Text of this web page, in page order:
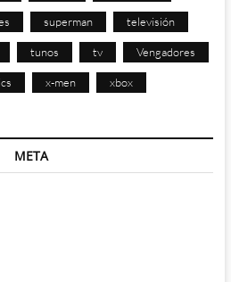
superman televisión
tunos tv Vengadores
x-men xbox
META